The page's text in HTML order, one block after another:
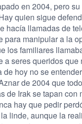
en 2004, pero
quien sigue
hacía llamadas de
para manipular a la
los familiares
a seres queridos que
de hoy no se
de 2004 que
de Irak se tapan con
hay que pedir
linde, aunque la